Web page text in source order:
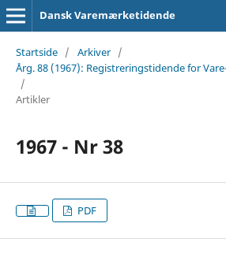
Dansk Varemærketidende
Startside / Arkiver /
Årg. 88 (1967): Registreringstidende for
/
Artikler
1967 - Nr 38
PDF